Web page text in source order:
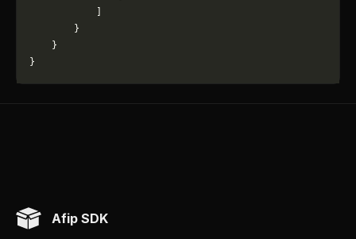
        }
    }
}
Afip SDK